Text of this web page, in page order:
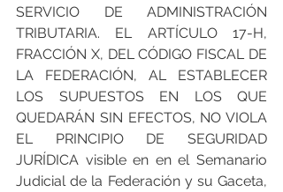
SERVICIO DE ADMINISTRACIÓN
TRIBUTARIA. EL ARTÍCULO 17-H,
FRACCIÓN X, DEL CÓDIGO FISCAL DE
LA FEDERACIÓN, AL ESTABLECER
LOS SUPUESTOS EN LOS QUE
QUEDARÁN SIN EFECTOS, NO VIOLA
EL PRINCIPIO DE SEGURIDAD
JURÍDICA visible en en el Semanario
Judicial de la Federación y su Gaceta,